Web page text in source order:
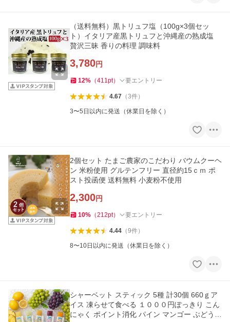
（送料無料）黒トリュフ塩（100g×3個セッ
ト）イタリア産黒トリュフと沖縄産の熟成塩
贅沢三昧 香りの料理 調味料
3,780円
12% （411pt） 要エントリー
4.67（3件）
3〜5日以内に発送（休業日を除く）
2個セット たまご農家のこだわり バウムクーヘ
ン 米粉使用 グルテンフリー 直径約15ｃｍ ポ
スト投函便 送料無料 小麦粉不使用
2,300円
10% （212pt） 要エントリー
4.44（9件）
8〜10日以内に発送（休業日を除く）
シャーベット スティック 5種 計30個 660ｇア
イス 凍らせて食べる １０００円ぽっきり こん
にゃく ポイント消化 パイン マンゴー ぶどう